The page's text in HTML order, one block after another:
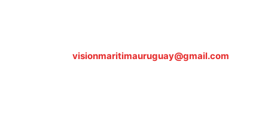
visionmaritimauruguay@gmail.com